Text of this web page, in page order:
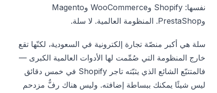
نفسها: Shopify وWooCommerce وMagento
وPrestaShop. المنظومة العالمية. لا سلة.
سلة هي أكبر منصّة تجارة إلكترونية في السعودية، لكنّها تقع
خارج المنظومة التي صُمِّمت لها الأدوات العالمية الكبرى —
فالمتتبّع الشائع الذي يثبّته تاجر Shopify في خمس دقائق
ليس شيئًا يمكنك ببساطة إضافته. وليس هناك رفٌّ مزدحم